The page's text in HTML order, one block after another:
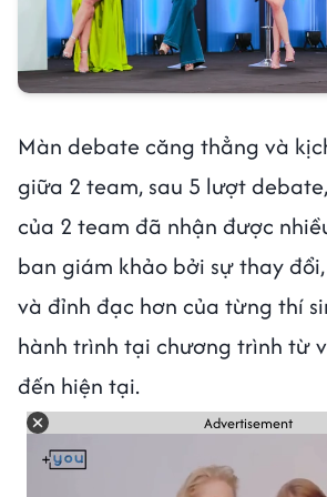
Màn debate căng thẳng và
giữa 2 team, sau 5 lượt
của 2 team đã nhận được
ban giám khảo bởi sự thay
và đỉnh đạc hơn của từng thí
hành trình tại chương trình từ
đến hiện tại.
Advertisement